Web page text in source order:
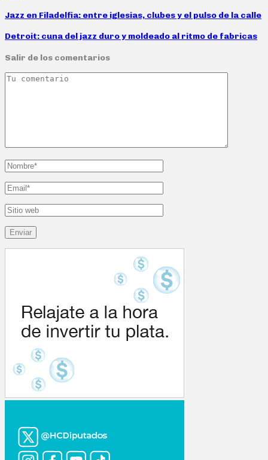
Jazz en Filadelfia: entre iglesias, clubes y el pulso de la calle
Detroit: cuna del jazz duro y moldeado al ritmo de fabricas
Salir de los comentarios